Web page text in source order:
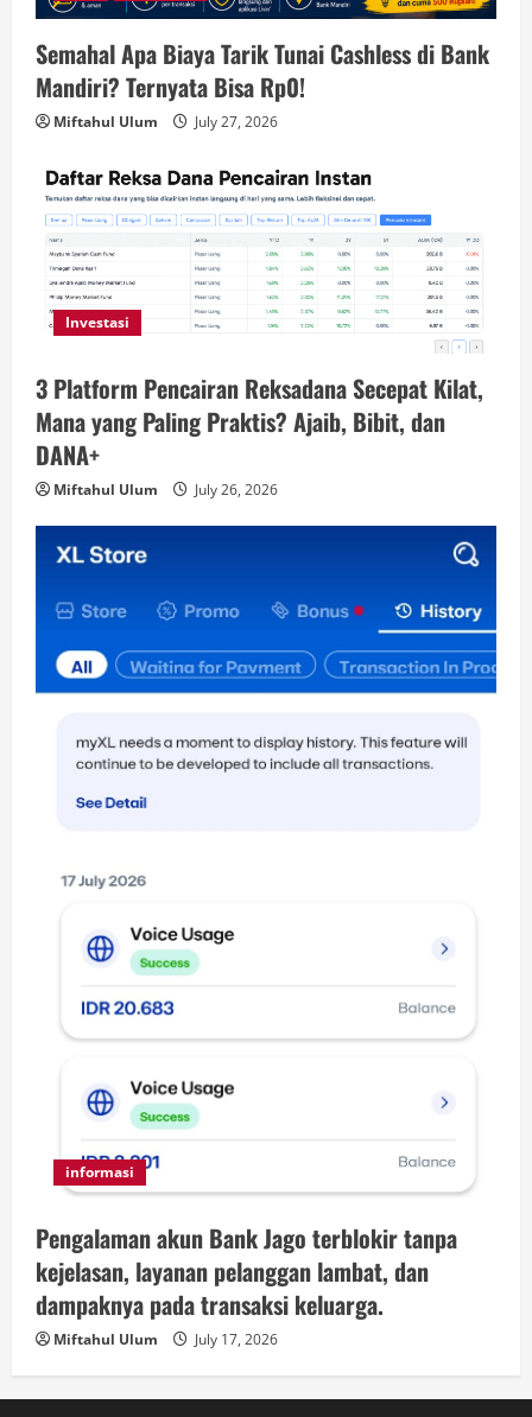
Semahal Apa Biaya Tarik Tunai Cashless di Bank
Mandiri? Ternyata Bisa Rp0!
Miftahul Ulum July 27, 2026
Investasi
3 Platform Pencairan Reksadana Secepat Kilat,
Mana yang Paling Praktis? Ajaib, Bibit, dan
DANA+
Miftahul Ulum July 26, 2026
informasi
Pengalaman akun Bank Jago terblokir tanpa
kejelasan, layanan pelanggan lambat, dan
dampaknya pada transaksi keluarga.
Miftahul Ulum July 17, 2026